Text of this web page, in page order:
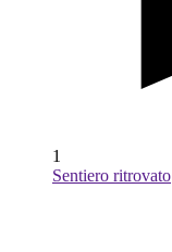
1
Sentiero ritrovato